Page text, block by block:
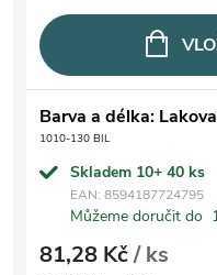
Barva a délka:
1010-130 BIL
Skladem 10+ 40 ks
EAN: 8594187724795
Můžeme doručit do
81,28 Kč/ ks